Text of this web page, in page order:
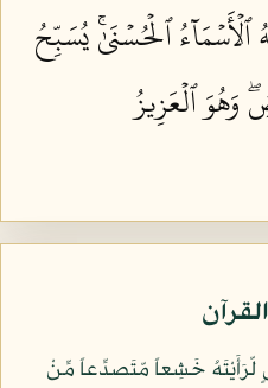
ٱلۡحُسۡنَىٰۚ يُسَبِّحُ
وَهُوَ ٱلۡعَزِيزُ
لّرَأَيْتَهُ خَشِعاً مّتَصدِّعاً مِّنْ